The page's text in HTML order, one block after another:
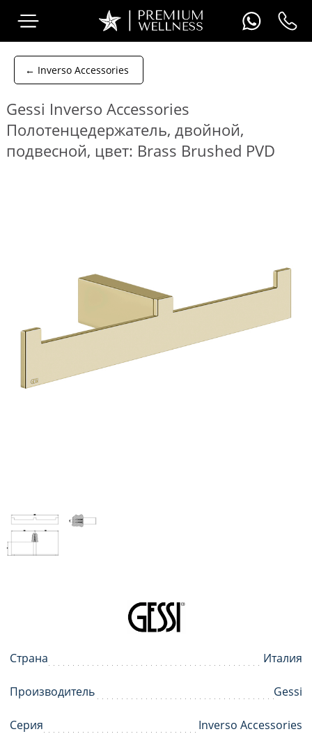
← Inverso Accessories
Gessi Inverso Accessories
Полотенцедержатель, двойной,
подвесной, цвет: Brass Brushed PVD
Страна Италия
Производитель Gessi
Серия Inverso Accessories